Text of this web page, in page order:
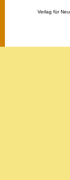
Verlag für